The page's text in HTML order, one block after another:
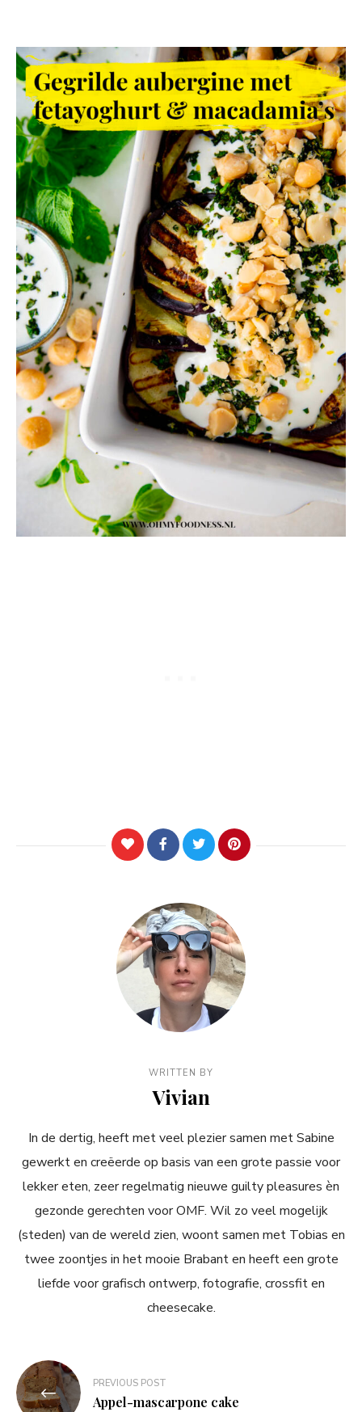
WRITTEN BY
Vivian
In de dertig, heeft met veel plezier samen met Sabine
gewerkt en creëerde op basis van een grote passie voor
lekker eten, zeer regelmatig nieuwe guilty pleasures èn
gezonde gerechten voor OMF. Wil zo veel mogelijk
(steden) van de wereld zien, woont samen met Tobias en
twee zoontjes in het mooie Brabant en heeft een grote
liefde voor grafisch ontwerp, fotografie, crossfit en
cheesecake.
Bericht
navigatie
PREVIOUS POST
Appel-mascarpone cake